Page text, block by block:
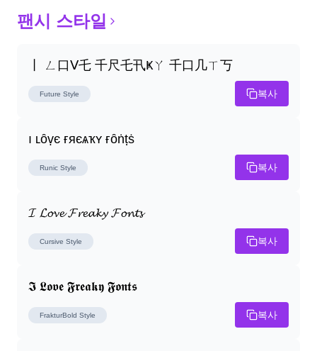
팬시 스타일
丨 ㄥ口ᐯ乇 千尺乇卂Ҝㄚ 千口几ㄒ丂
Future Style 복사
ı ʟȏṿє ғяєѧҡʏ ғȏṅṭṡ
Runic Style 복사
𝓘 𝓛𝓸𝓿𝓮 𝓕𝓻𝓮𝓪𝓴𝔂 𝓕𝓸𝓷𝓽𝓼
Cursive Style 복사
𝕴 𝕷𝖔𝖛𝖊 𝕱𝖗𝖊𝖆𝖐𝖞 𝕱𝖔𝖓𝖙𝖘
FrakturBold Style 복사